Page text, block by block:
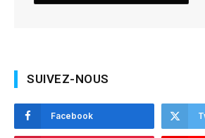
SUIVEZ-NOUS
Facebook